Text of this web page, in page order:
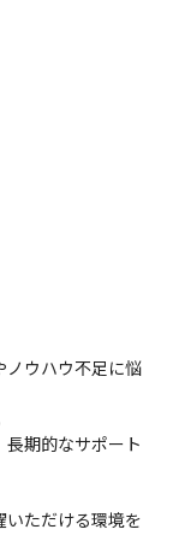
ノウハウ不足に悩
期的なサポート
いただける環境を